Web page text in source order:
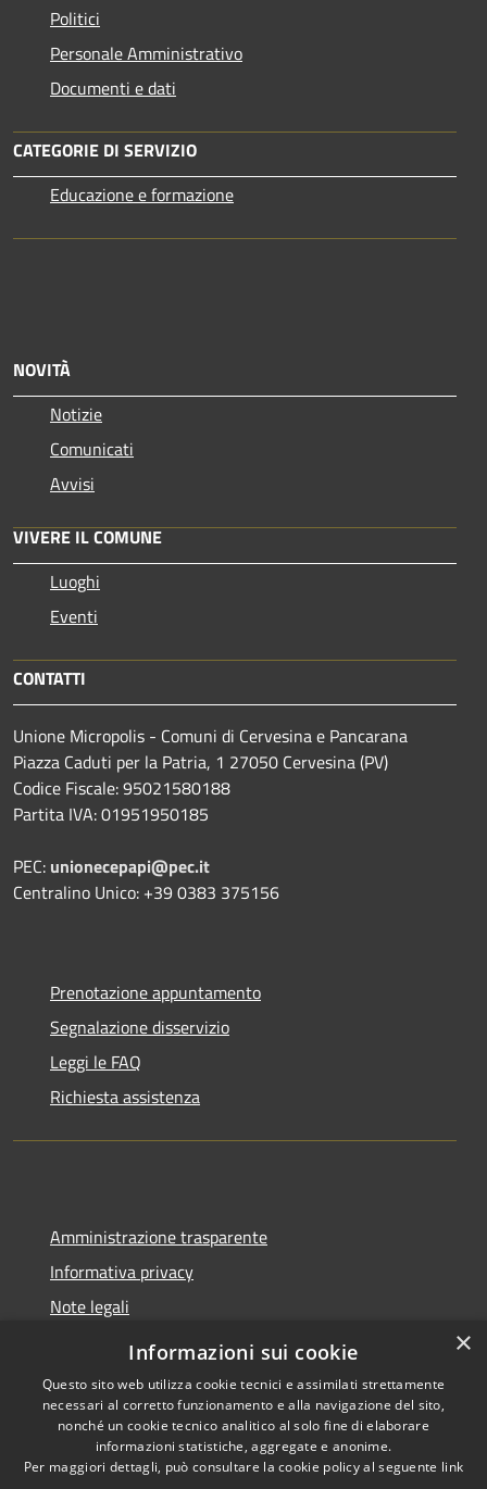
Politici
Personale Amministrativo
Documenti e dati
CATEGORIE DI SERVIZIO
Educazione e formazione
NOVITÀ
Notizie
Comunicati
Avvisi
VIVERE IL COMUNE
Luoghi
Eventi
CONTATTI
Unione Micropolis - Comuni di Cervesina e Pancarana
Piazza Caduti per la Patria, 1 27050 Cervesina (PV)
Codice Fiscale: 95021580188
Partita IVA: 01951950185
PEC: unionecepapi@pec.it
Centralino Unico: +39 0383 375156
Prenotazione appuntamento
Segnalazione disservizio
Leggi le FAQ
Richiesta assistenza
Amministrazione trasparente
Informativa privacy
Note legali
Dichiarazione di accessibilità
Accessibilità
Copyright © 2026 • Unione
Micropolis - Comuni di
×
Informazioni sui cookie
Questo sito web utilizza cookie tecnici e assimilati strettamente
necessari al corretto funzionamento e alla navigazione del sito,
nonché un cookie tecnico analitico al solo fine di elaborare
informazioni statistiche, aggregate e anonime.
Per maggiori dettagli, può consultare la cookie policy al seguente link